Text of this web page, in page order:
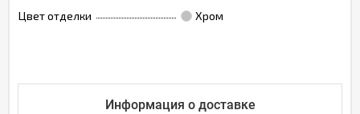
Цвет отделки
Хром
Информация о доставке